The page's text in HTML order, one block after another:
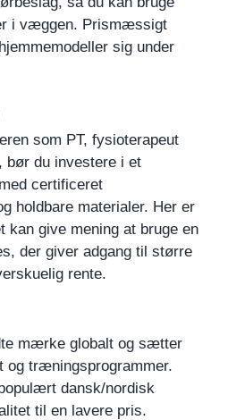
i væggen. Prismæssigt
sig under
som PT, fysioterapeut
bør du investere i et
certificeret
holdbare materialer. Her er
kan give mening at bruge en
der giver adgang til større
rente.
mærke globalt og sætter
og træningsprogrammer.
dansk/nordisk
til en lavere pris.